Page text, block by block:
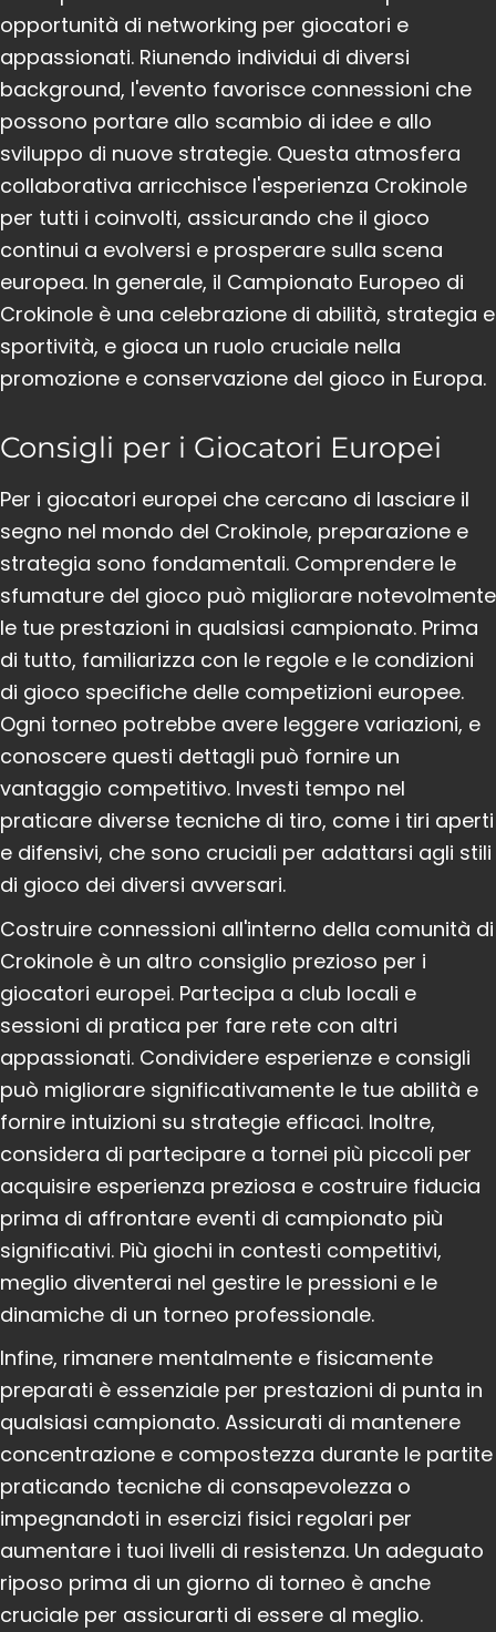
opportunità di networking per giocatori e
appassionati. Riunendo individui di diversi
background, l'evento favorisce connessioni che
possono portare allo scambio di idee e allo
sviluppo di nuove strategie. Questa atmosfera
collaborativa arricchisce l'esperienza Crokinole
per tutti i coinvolti, assicurando che il gioco
continui a evolversi e prosperare sulla scena
europea. In generale, il Campionato Europeo di
Crokinole è una celebrazione di abilità, strategia e
sportività, e gioca un ruolo cruciale nella
promozione e conservazione del gioco in Europa.
Consigli per i Giocatori Europei
Per i giocatori europei che cercano di lasciare il
segno nel mondo del Crokinole, preparazione e
strategia sono fondamentali. Comprendere le
sfumature del gioco può migliorare notevolmente
le tue prestazioni in qualsiasi campionato. Prima
di tutto, familiarizza con le regole e le condizioni
di gioco specifiche delle competizioni europee.
Ogni torneo potrebbe avere leggere variazioni, e
conoscere questi dettagli può fornire un
vantaggio competitivo. Investi tempo nel
praticare diverse tecniche di tiro, come i tiri aperti
e difensivi, che sono cruciali per adattarsi agli stili
di gioco dei diversi avversari.
Costruire connessioni all'interno della comunità di
Crokinole è un altro consiglio prezioso per i
giocatori europei. Partecipa a club locali e
sessioni di pratica per fare rete con altri
appassionati. Condividere esperienze e consigli
può migliorare significativamente le tue abilità e
fornire intuizioni su strategie efficaci. Inoltre,
considera di partecipare a tornei più piccoli per
acquisire esperienza preziosa e costruire fiducia
prima di affrontare eventi di campionato più
significativi. Più giochi in contesti competitivi,
meglio diventerai nel gestire le pressioni e le
dinamiche di un torneo professionale.
Infine, rimanere mentalmente e fisicamente
preparati è essenziale per prestazioni di punta in
qualsiasi campionato. Assicurati di mantenere
concentrazione e compostezza durante le partite
praticando tecniche di consapevolezza o
impegnandoti in esercizi fisici regolari per
aumentare i tuoi livelli di resistenza. Un adeguato
riposo prima di un giorno di torneo è anche
cruciale per assicurarti di essere al meglio.